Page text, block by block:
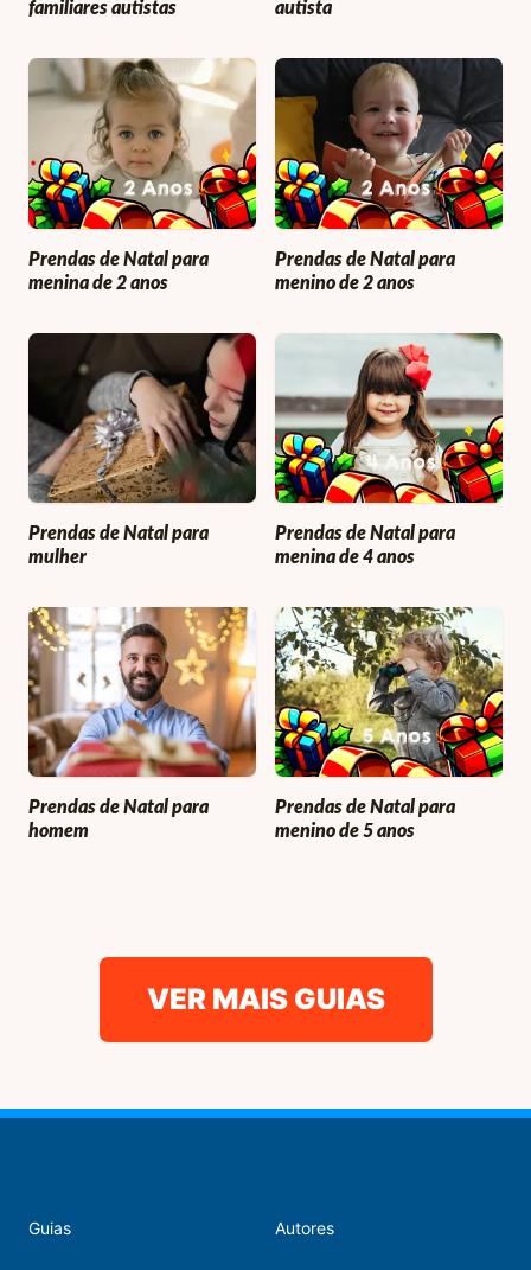
familiares autistas
autista
Prendas de Natal para
menina de 2 anos
Prendas de Natal para
menino de 2 anos
Prendas de Natal para
mulher
Prendas de Natal para
menina de 4 anos
Prendas de Natal para
homem
Prendas de Natal para
menino de 5 anos
VER MAIS GUIAS
Guias Autores